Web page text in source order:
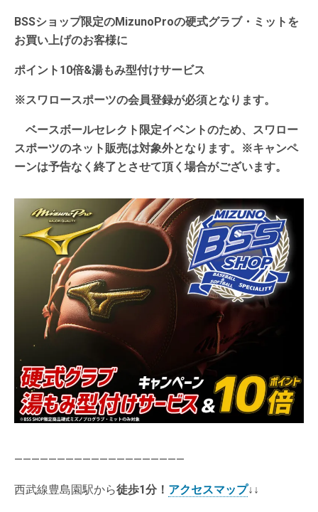
BSSショップ限定のMizunoProの硬式グラブ・ミットを
お買い上げのお客様に
ポイント10倍&湯もみ型付けサービス
※スワロースポーツの会員登録が必須となります。
ベースボールセレクト限定イベントのため、 スワロー
スポーツのネット販売は対象外となります。※キャンペ
ーンは予告なく終了とさせて頂く場合がございます。
————————————————————
西武線豊島園駅から徒歩1分 ！ アクセスマップ↓↓